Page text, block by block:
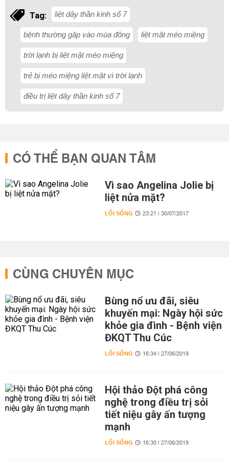
Tag: liệt dây thần kinh số 7
bệnh thường gặp vào mùa đông liệt mặt méo miệng
trời lạnh bị liệt mặt méo miệng
trẻ bị méo miệng liệt mặt vì trời lạnh
điều trị liệt dây thần kinh số 7
CÓ THỂ BẠN QUAN TÂM
Vì sao Angelina Jolie bị
liệt nửa mặt?
LỐI SỐNG 23:21 | 30/07/2017
CÙNG CHUYÊN MỤC
Bùng nổ ưu đãi, siêu
khuyến mại: Ngày hội sức
khỏe gia đình - Bệnh viện
ĐKQT Thu Cúc
LỐI SỐNG 16:34 | 27/06/2019
Hội thảo Đột phá công
nghệ trong điều trị sỏi
tiết niệu gây ấn tượng
mạnh
LỐI SỐNG 16:30 | 27/06/2019